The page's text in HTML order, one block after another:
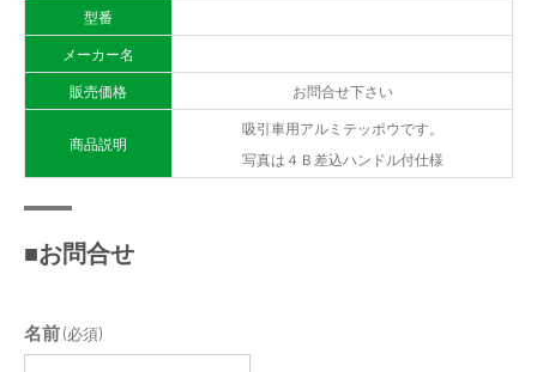
型番
メーカー名
販売価格 お問合せ下さい
商品説明
吸引車用アルミテッポウです。
写真は４Ｂ差込ハンドル付仕様
■お問合せ
名前(必須)